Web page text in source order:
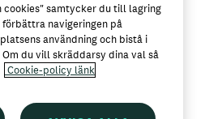
cookies" samtycker du till lagring
navigeringen på
användning och bistå i
du vill skräddarsy dina val så
Cookie-policy länk